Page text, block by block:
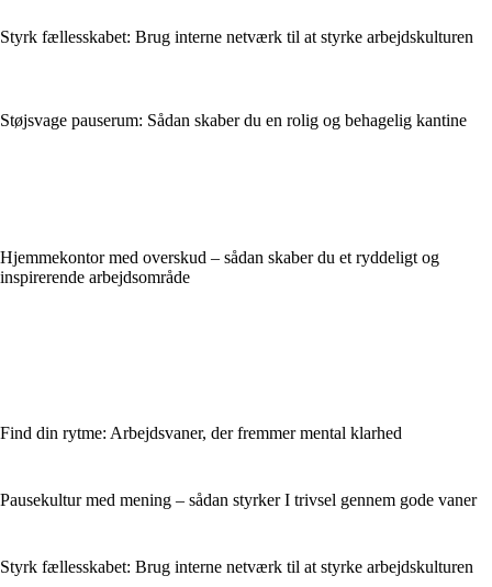
Styrk fællesskabet: Brug interne netværk til at styrke arbejdskulturen
Støjsvage pauserum: Sådan skaber du en rolig og behagelig kantine
Hjemmekontor med overskud – sådan skaber du et ryddeligt og
inspirerende arbejdsområde
Find din rytme: Arbejdsvaner, der fremmer mental klarhed
Pausekultur med mening – sådan styrker I trivsel gennem gode vaner
Styrk fællesskabet: Brug interne netværk til at styrke arbejdskulturen